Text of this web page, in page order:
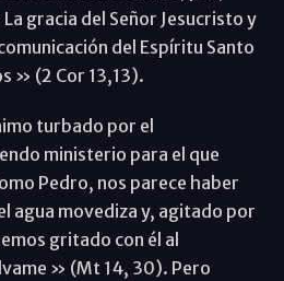
gracia del Señor Jesucristo y
del Espíritu Santo
» (2 Cor 13,13).
turbado por el
ministerio para el que
Pedro, nos parece haber
agua movediza y, agitado por
gritado con él al
» (Mt 14, 30). Pero